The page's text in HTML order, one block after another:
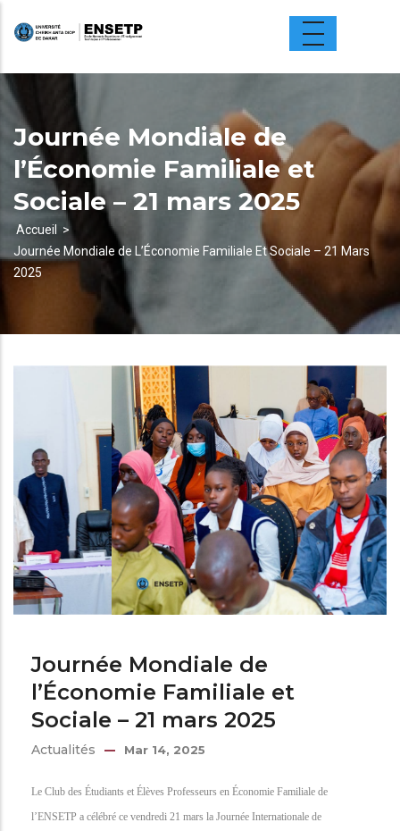
principal
Journée Mondiale de
l’Économie Familiale et
Sociale – 21 mars 2025
Fil
d'Ariane
Accueil
Journée Mondiale de L’Économie Familiale Et Sociale – 21 Mars
2025
Journée Mondiale de
l’Économie Familiale et
Sociale – 21 mars 2025
Actualités Mar 14, 2025
Le Club des Étudiants et Élèves Professeurs en Économie Familiale de
l’ENSETP a célébré ce vendredi 21 mars la Journée Internationale de